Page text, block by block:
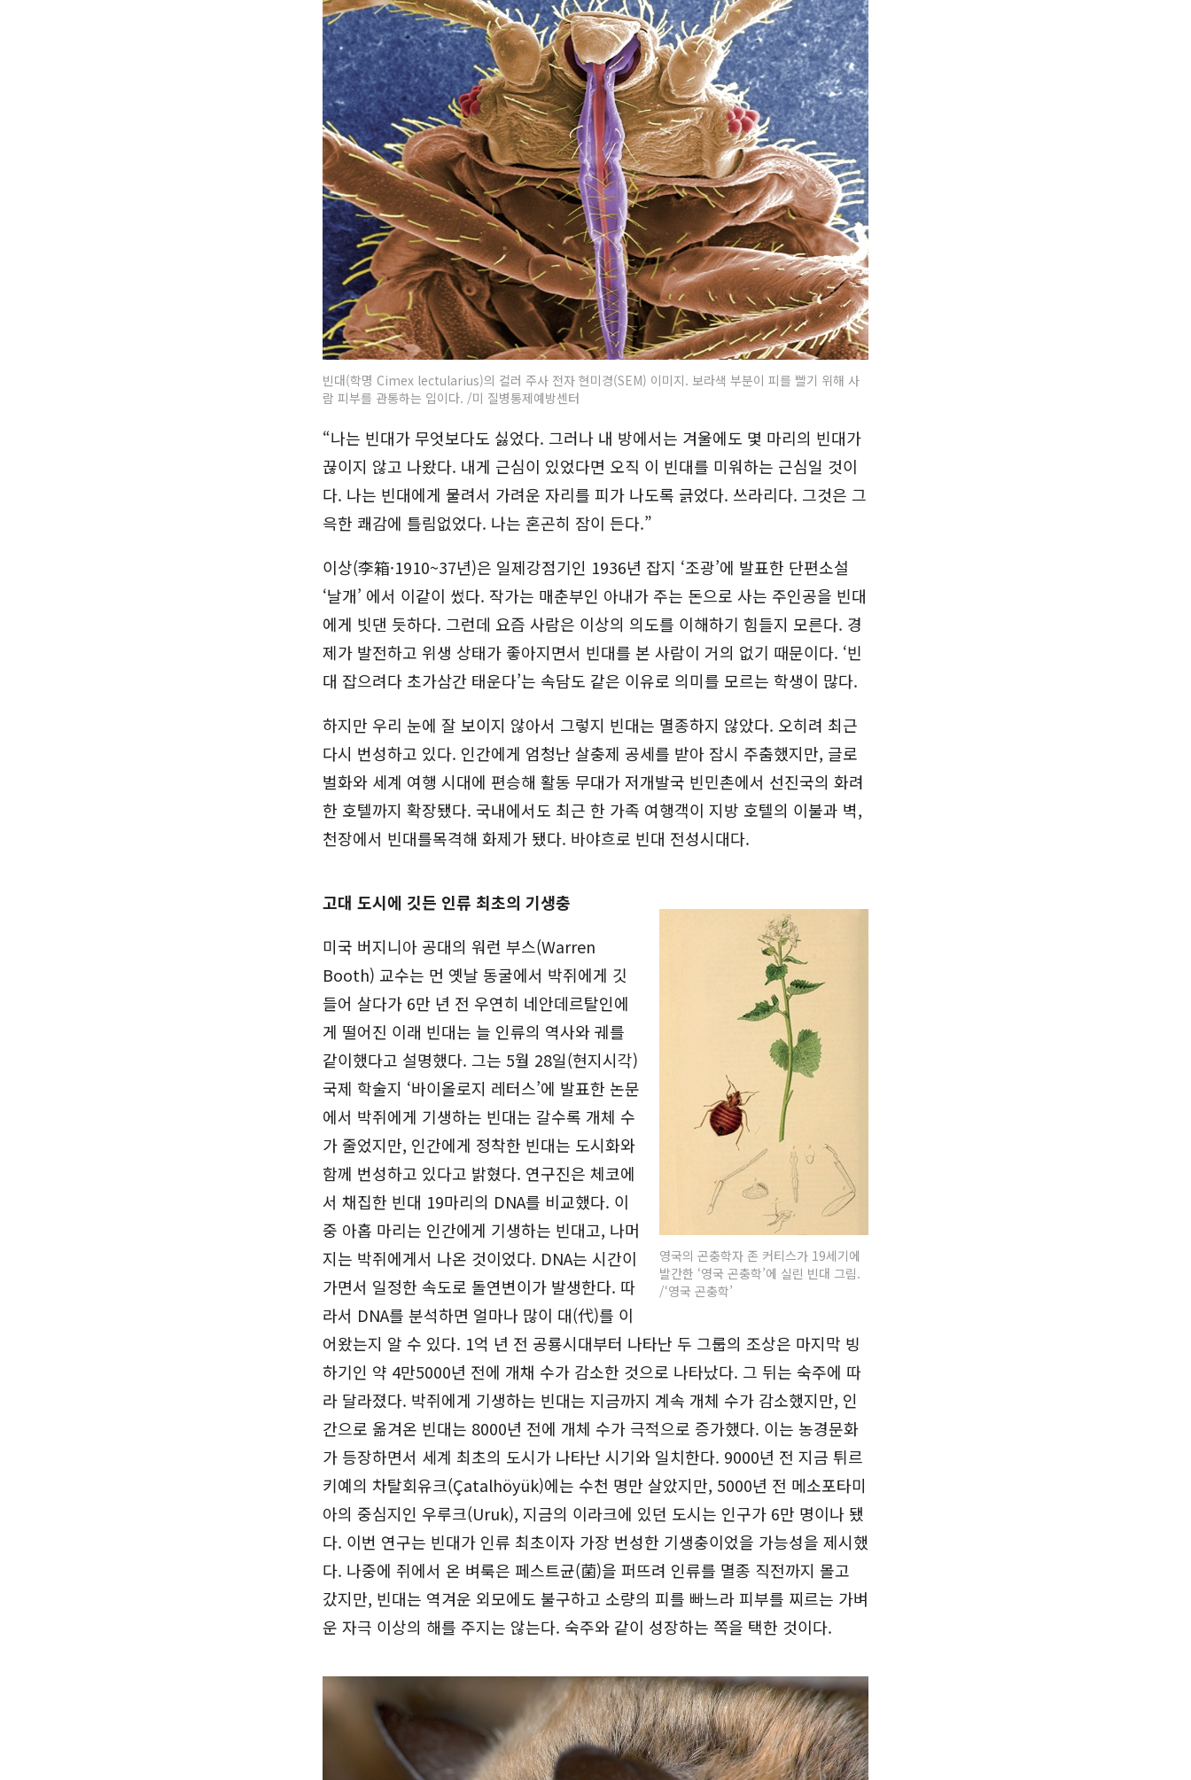
빈대(학명 Cimex lectularius)의 컬러 주사 전자 현미경(SEM) 이미지. 보라색 부분이 피를 빨기 위해 사
람 피부를 관통하는 입이다. /미 질병통제예방센터
“나는 빈대가 무엇보다도 싫었다. 그러나 내 방에서는 겨울에도 몇 마리의 빈대가
끊이지 않고 나왔다. 내게 근심이 있었다면 오직 이 빈대를 미워하는 근심일 것이
다. 나는 빈대에게 물려서 가려운 자리를 피가 나도록 긁었다. 쓰라리다. 그것은 그
윽한 쾌감에 틀림없었다. 나는 혼곤히 잠이 든다.”
이상(李箱·1910~37년)은 일제강점기인 1936년 잡지 ‘조광’에 발표한 단편소설
‘날개’ 에서 이같이 썼다. 작가는 매춘부인 아내가 주는 돈으로 사는 주인공을 빈대
에게 빗댄 듯하다. 그런데 요즘 사람은 이상의 의도를 이해하기 힘들지 모른다. 경
제가 발전하고 위생 상태가 좋아지면서 빈대를 본 사람이 거의 없기 때문이다. ‘빈
대 잡으려다 초가삼간 태운다’는 속담도 같은 이유로 의미를 모르는 학생이 많다.
하지만 우리 눈에 잘 보이지 않아서 그렇지 빈대는 멸종하지 않았다. 오히려 최근
다시 번성하고 있다. 인간에게 엄청난 살충제 공세를 받아 잠시 주춤했지만, 글로
벌화와 세계 여행 시대에 편승해 활동 무대가 저개발국 빈민촌에서 선진국의 화려
한 호텔까지 확장됐다. 국내에서도 최근 한 가족 여행객이 지방 호텔의 이불과 벽,
천장에서 빈대를목격해 화제가 됐다. 바야흐로 빈대 전성시대다.
영국의 곤충학자 존 커티스가 19세기에
발간한 ‘영국 곤충학’에 실린 빈대 그림.
/‘영국 곤충학’
고대 도시에 깃든 인류 최초의 기생충
미국 버지니아 공대의 워런 부스(Warren
Booth) 교수는 먼 옛날 동굴에서 박쥐에게 깃
들어 살다가 6만 년 전 우연히 네안데르탈인에
게 떨어진 이래 빈대는 늘 인류의 역사와 궤를
같이했다고 설명했다. 그는 5월 28일(현지시각)
국제 학술지 ‘바이올로지 레터스’에 발표한 논문
에서 박쥐에게 기생하는 빈대는 갈수록 개체 수
가 줄었지만, 인간에게 정착한 빈대는 도시화와
함께 번성하고 있다고 밝혔다. 연구진은 체코에
서 채집한 빈대 19마리의 DNA를 비교했다. 이
중 아홉 마리는 인간에게 기생하는 빈대고, 나머
지는 박쥐에게서 나온 것이었다. DNA는 시간이
가면서 일정한 속도로 돌연변이가 발생한다. 따
라서 DNA를 분석하면 얼마나 많이 대(代)를 이
어왔는지 알 수 있다. 1억 년 전 공룡시대부터 나타난 두 그룹의 조상은 마지막 빙
하기인 약 4만5000년 전에 개채 수가 감소한 것으로 나타났다. 그 뒤는 숙주에 따
라 달라졌다. 박쥐에게 기생하는 빈대는 지금까지 계속 개체 수가 감소했지만, 인
간으로 옮겨온 빈대는 8000년 전에 개체 수가 극적으로 증가했다. 이는 농경문화
가 등장하면서 세계 최초의 도시가 나타난 시기와 일치한다. 9000년 전 지금 튀르
키예의 차탈회유크(Çatalhöyük)에는 수천 명만 살았지만, 5000년 전 메소포타미
아의 중심지인 우루크(Uruk), 지금의 이라크에 있던 도시는 인구가 6만 명이나 됐
다. 이번 연구는 빈대가 인류 최초이자 가장 번성한 기생충이었을 가능성을 제시했
다. 나중에 쥐에서 온 벼룩은 페스트균(菌)을 퍼뜨려 인류를 멸종 직전까지 몰고
갔지만, 빈대는 역겨운 외모에도 불구하고 소량의 피를 빠느라 피부를 찌르는 가벼
운 자극 이상의 해를 주지는 않는다. 숙주와 같이 성장하는 쪽을 택한 것이다.